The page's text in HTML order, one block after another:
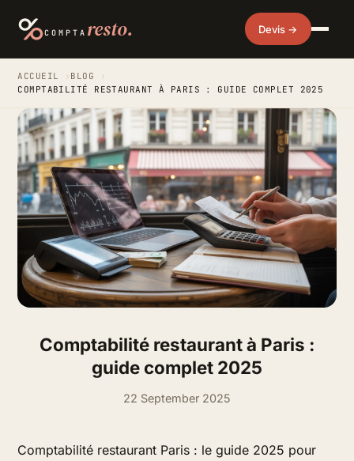
COMPTA resto. Devis →
ACCUEIL › BLOG
›
COMPTABILITÉ RESTAURANT À PARIS : GUIDE COMPLET 2025
Comptabilité restaurant à Paris :
guide complet 2025
22 September 2025
Comptabilité restaurant Paris : le guide 2025 pour